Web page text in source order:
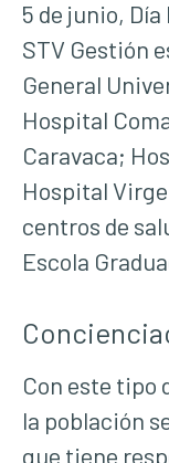
5 de junio,
STV Gestión
General
Hospital
Caravaca;
Hospital
centros de
Escola
Con este tipo
la población
que tiene